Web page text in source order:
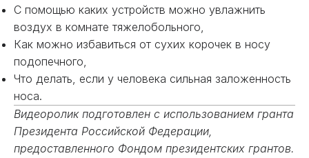
С помощью каких устройств можно увлажнить
воздух в комнате тяжелобольного,
Как можно избавиться от сухих корочек в носу
подопечного,
Что делать, если у человека сильная заложенность
носа.
Видеоролик подготовлен с использованием гранта
Президента Российской Федерации,
предоставленного Фондом президентских грантов.